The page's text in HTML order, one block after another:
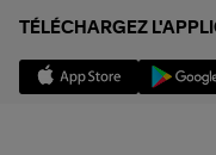
TÉLÉCHARGEZ